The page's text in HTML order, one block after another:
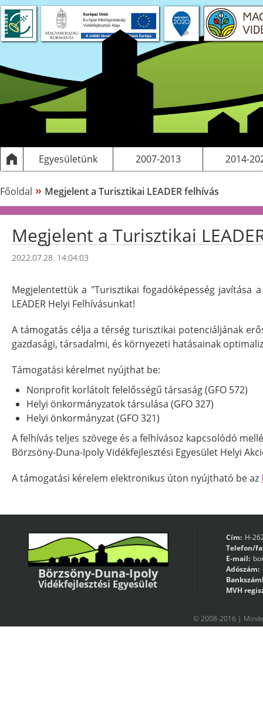
Egyesületünk 2007-2013 2014-
Főoldal » Megjelent a Turisztikai LEADER felhívás
Megjelent a Turisztikai
2022.07.28. 14:04:03
Megjelentettük a "Turisztikai fogadóképesség javítása
LEADER Helyi Felhívásunkat!
A támogatás célja a térség turisztikai potenciáljának
gazdasági, társadalmi, és környezeti hatásainak
Támogatási kérelmet nyújthat be:
Nonprofit korlátolt felelősségű társaság (GFO 572)
Helyi önkormányzatok társulása (GFO 327)
Helyi önkormányzat (GFO 321)
A felhívás teljes szövege és a felhívásoz kapcsolódó
Börzsöny-Duna-Ipoly Vidékfejlesztési Egyesület Helyi
A támogatási kérelem elektronikus úton nyújtható be az
Börzsöny-Duna-Ipoly
Vidékfejlesztési Egyesület
Cím: H-
Telefon/
E-mail:
Adószám:
MVH
© 2008-2016 |
pályázatok, kiadványok Működési költségeink
projektek
tervezés LEADER